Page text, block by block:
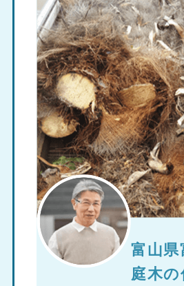
富山県
庭木